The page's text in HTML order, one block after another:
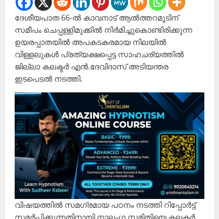
ദേശീയപാത 66-ൽ കാവനാട് ആൽത്തറമൂടിന്
സമീപം ചെപ്പള്ളിമുക്കിൽ നിർമിച്ചുകൊണ്ടിരിക്കുന്ന
ഉയരപ്പാതയിൽ അപകടകരമായ നിലയിൽ
വിള്ളലുകൾ പ്രത്യക്ഷപ്പെട്ട സാഹചര്യത്തിൽ
ജില്ലാ കലക്ടർ എൻ.ദേവിദാസ് അടിയന്തര
ഇടപെടൽ നടത്തി.
വിഷയത്തിൽ സമഗ്രമായ പഠനം നടത്തി റിപ്പോർട്ട്